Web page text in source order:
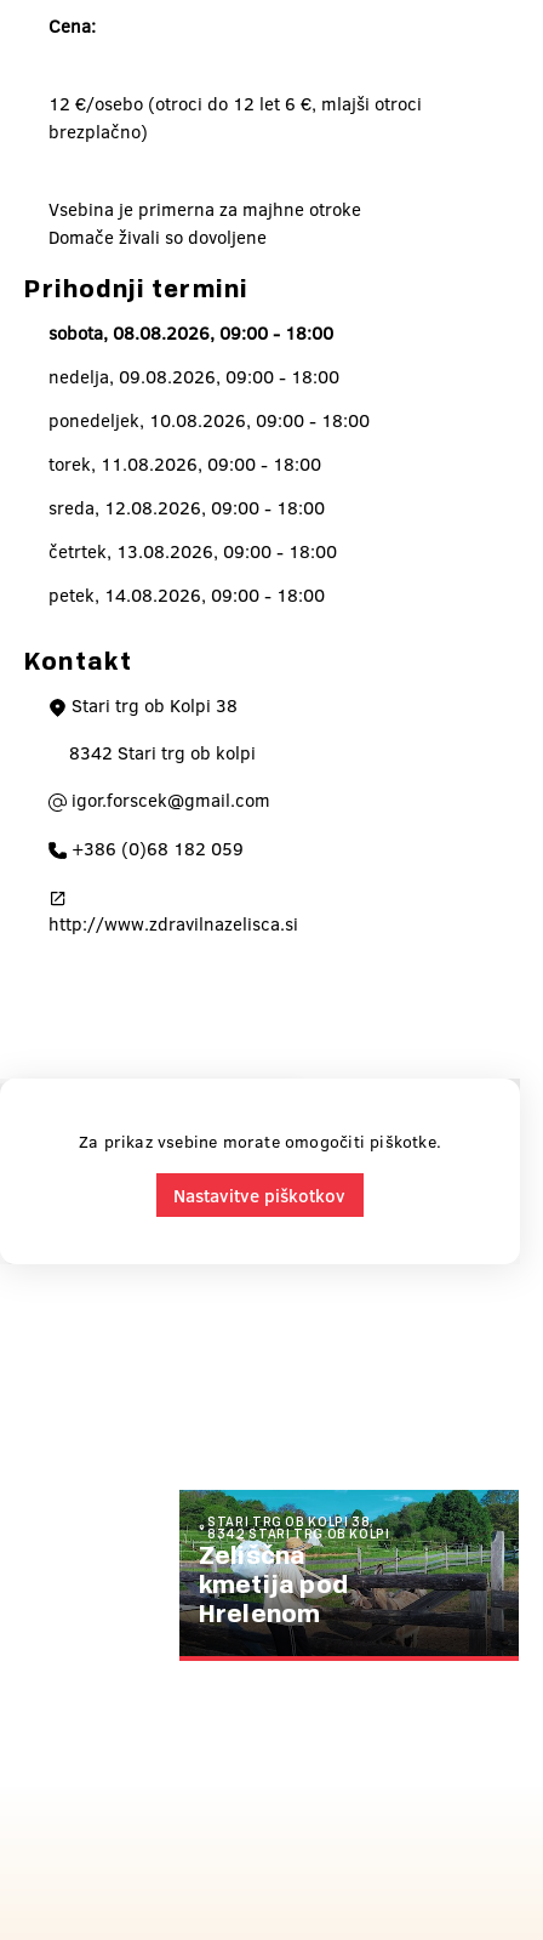
Cena:
12 €/osebo (otroci do 12 let 6 €, mlajši otroci
brezplačno)
Vsebina je primerna za majhne otroke
Domače živali so dovoljene
Prihodnji termini
sobota, 08.08.2026, 09:00 - 18:00
nedelja, 09.08.2026, 09:00 - 18:00
ponedeljek, 10.08.2026, 09:00 - 18:00
torek, 11.08.2026, 09:00 - 18:00
sreda, 12.08.2026, 09:00 - 18:00
četrtek, 13.08.2026, 09:00 - 18:00
petek, 14.08.2026, 09:00 - 18:00
Kontakt
Stari trg ob Kolpi 38
8342 Stari trg ob kolpi
igor.forscek@gmail.com
+386 (0)68 182 059
http://www.zdravilnazelisca.si
Za prikaz vsebine morate omogočiti piškotke.
Nastavitve piškotkov
STARI TRG OB KOLPI 38,
8342 STARI TRG OB KOLPI
Zeliščna
kmetija pod
Hrelenom